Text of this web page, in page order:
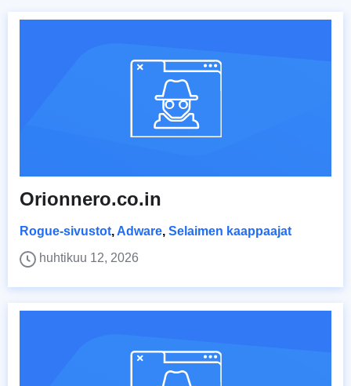
Orionnero.co.in
Rogue-sivustot, Adware, Selaimen kaappaajat
huhtikuu 12, 2026